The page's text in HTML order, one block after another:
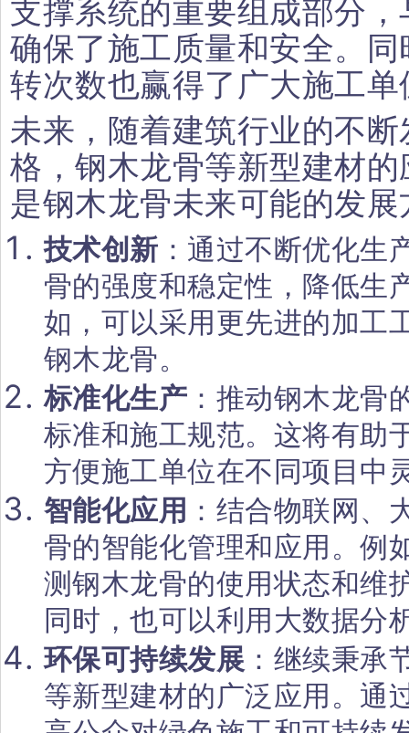
支撑系统的重要组成部分，
确保了施工质量和安全。
转次数也赢得了广大施工
未来，随着建筑行业的不
格，钢木龙骨等新型建材
是钢木龙骨未来可能的发展
技术创新 ：通过不断优化生
骨的强度和稳定性，降低生
如，可以采用更先进的加工
钢木龙骨。
标准化生产 ：推动钢木龙骨
标准和施工规范。这将有助
方便施工单位在不同项目中
智能化应用 ：结合物联网、
骨的智能化管理和应用。例
测钢木龙骨的使用状态和维
同时，也可以利用大数据分
环保可持续发展 ：继续秉承
等新型建材的广泛应用。通